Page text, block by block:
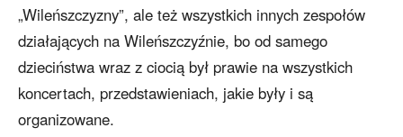
„Wileńszczyzny”, ale też wszystkich innych zespołów
działających na Wileńszczyźnie, bo od samego
dzieciństwa wraz z ciocią był prawie na wszystkich
koncertach, przedstawieniach, jakie były i są
organizowane.